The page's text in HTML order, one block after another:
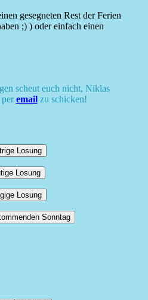
gesegneten Rest der Ferien
;) ) oder einfach einen
scheut euch nicht, Niklas
emailzu schicken!
Losung
Losung
Losung
Sonntag